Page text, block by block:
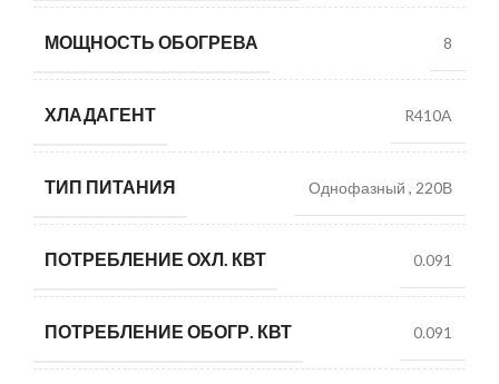
МОЩНОСТЬ ОБОГРЕВА 8
ХЛАДАГЕНТ R410A
ТИП ПИТАНИЯ Однофазный , 220В
ПОТРЕБЛЕНИЕ ОХЛ. КВТ 0.091
ПОТРЕБЛЕНИЕ ОБОГР. КВТ 0.091